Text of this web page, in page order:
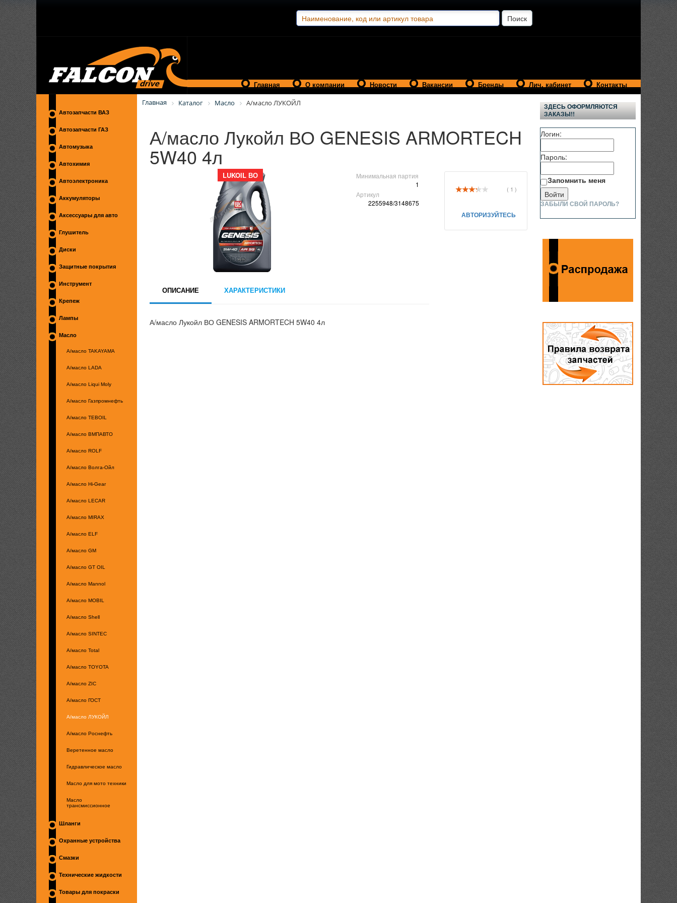
Главная О компании Новости Вакансии Бренды Лич. кабинет Контакты
Автозапчасти ВАЗ
Автозапчасти ГАЗ
Автомузыка
Автохимия
Автоэлектроника
Аккумуляторы
Аксессуары для авто
Глушитель
Диски
Защитные покрытия
Инструмент
Крепеж
Лампы
Масло
А/масло TAKAYAMA
А/масло LADA
А/масло Liqui Moly
А/масло Газпромнефть
А/масло TEBOIL
А/масло ВМПАВТО
А/масло ROLF
А/масло Волга-Ойл
А/масло Hi-Gear
А/масло LECAR
А/масло MIRAX
А/масло ELF
А/масло GM
А/масло GT OIL
А/масло Mannol
А/масло MOBIL
А/масло Shell
А/масло SINTEC
А/масло Total
А/масло TOYOTA
А/масло ZIC
А/масло ГОСТ
А/масло ЛУКОЙЛ
А/масло Роснефть
Веретенное масло
Гидравлическое масло
Масло для мото техники
Масло
трансмиссионное
Шланги
Охранные устройства
Смазки
Технические жидкости
Товары для покраски
Главная Каталог Масло А/масло ЛУКОЙЛ
А/масло Лукойл ВО GENESIS ARMORTECH
5W40 4л
LUKOIL ВО
Минимальная партия
1
Артикул
2255948/3148675
( 1 )
АВТОРИЗУЙТЕСЬ
ОПИСАНИЕ ХАРАКТЕРИСТИКИ
А/масло Лукойл ВО GENESIS ARMORTECH 5W40 4л
ЗДЕСЬ ОФОРМЛЯЮТСЯ
ЗАКАЗЫ!!
Логин:
Пароль:
Запомнить меня
ЗАБЫЛИ СВОЙ ПАРОЛЬ?